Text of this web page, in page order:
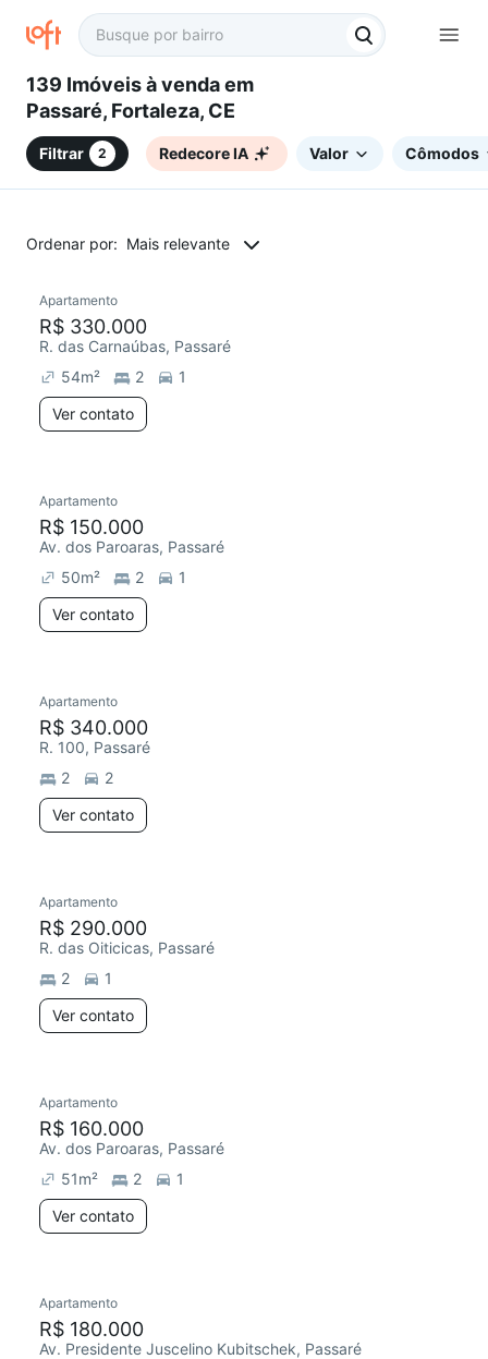
139 Imóveis à venda em
Passaré, Fortaleza, CE
Filtrar 2 Redecore IA Valor Cômodos
Ordenar por: Mais relevante
Apartamento
R$ 330.000
R. das Carnaúbas, Passaré
54m² 2
1
Ver contato
Apartamento
R$ 150.000
Av. dos Paroaras, Passaré
50m² 2
1
Ver contato
Chegou este mês
Apartamento
R$ 340.000
R. 100, Passaré
2
2
Ver contato
Apartamento
R$ 290.000
R. das Oiticicas, Passaré
2
1
Ver contato
Apartamento
R$ 160.000
Av. dos Paroaras, Passaré
51m² 2
1
Ver contato
Chegou há 3 dias
Apartamento
R$ 180.000
Av. Presidente Juscelino Kubitschek, Passaré